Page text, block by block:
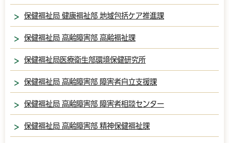
保健福祉局 健康福祉部 地域包括ケア推進課
保健福祉局 高齢障害部 高齢福祉課
保健福祉局医療衛生部環境保健研究所
保健福祉局 高齢障害部 障害者自立支援課
保健福祉局 高齢障害部 障害者相談センター
保健福祉局 高齢障害部 精神保健福祉課